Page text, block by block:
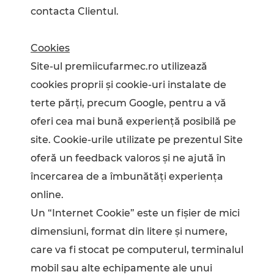
contacta Clientul.
Cookies
Site-ul premiicufarmec.ro utilizează
cookies proprii și cookie-uri instalate de
terte părți, precum Google, pentru a vă
oferi cea mai bună experiență posibilă pe
site. Cookie-urile utilizate pe prezentul Site
oferă un feedback valoros și ne ajută în
încercarea de a îmbunătăți experiența
online.
Un “Internet Cookie” este un fișier de mici
dimensiuni, format din litere și numere,
care va fi stocat pe computerul, terminalul
mobil sau alte echipamente ale unui